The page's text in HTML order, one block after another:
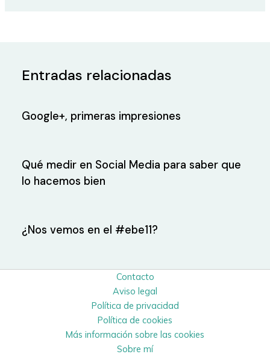
Entradas relacionadas
Google+, primeras impresiones
Qué medir en Social Media para saber que
lo hacemos bien
¿Nos vemos en el #ebe11?
Contacto
Aviso legal
Política de privacidad
Política de cookies
Más información sobre las cookies
Sobre mí